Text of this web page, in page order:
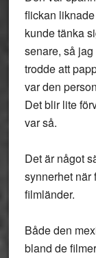
flickan
kunde tänka
senare, så
trodde att
var den
Det blir lite
var så.
Det är något
synnerhet när
filmländer.
Både den
bland de